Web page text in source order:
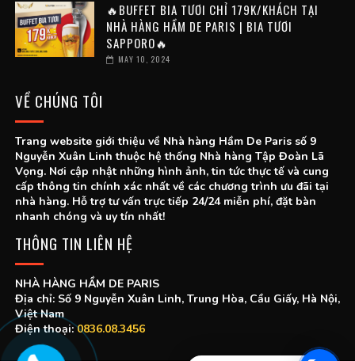
🔥BUFFET BIA TƯƠI CHỈ 179K/KHÁCH TẠI
NHÀ HÀNG HẦM DE PARIS | BIA TƯƠI
SAPPORO🔥
MAY 10, 2024
VỀ CHÚNG TÔI
Trang website giới thiệu về Nhà hàng Hầm De Paris số 9
Nguyễn Xuân Linh thuộc hệ thống Nhà hàng Tập Đoàn Lã
Vọng. Nơi cập nhật những hình ảnh, tin tức thực tế và cung
cấp thông tin chính xác nhất về các chương trình ưu đãi tại
nhà hàng. Hỗ trợ tư vấn trực tiếp 24/24 miễn phí, đặt bàn
nhanh chóng và uy tín nhất!
THÔNG TIN LIÊN HỆ
NHÀ HÀNG HẦM DE PARIS
Địa chỉ: Số 9 Nguyễn Xuân Linh, Trung Hòa, Cầu Giấy, Hà Nội,
Việt Nam
Điện thoại:0836.08.3456